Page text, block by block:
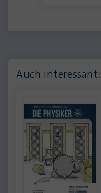
Auch interessant: